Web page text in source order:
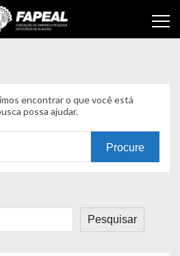
encontrar o que você está
possa ajudar.
Pesquisar